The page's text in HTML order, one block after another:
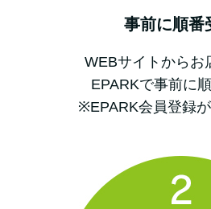
事前に順番
WEBサイトからお
EPARKで事前に順
※EPARK会員登録が